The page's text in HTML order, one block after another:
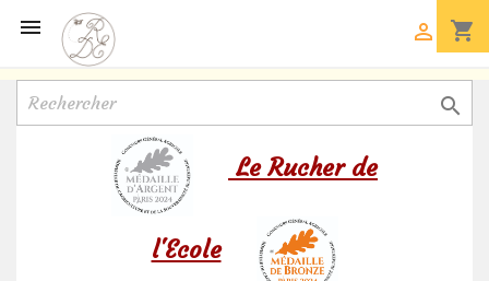
 shopping_cart


LeRucher de
l'Ecole